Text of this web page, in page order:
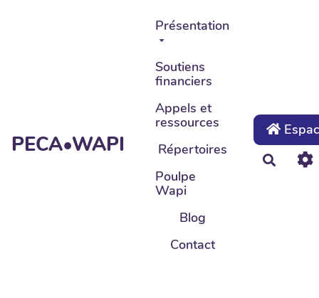
Aller au contenu principal
PECA•WAPI
Présentation
Soutiens
financiers
Appels et
ressources
Répertoires
Poulpe
Wapi
Blog
Contact